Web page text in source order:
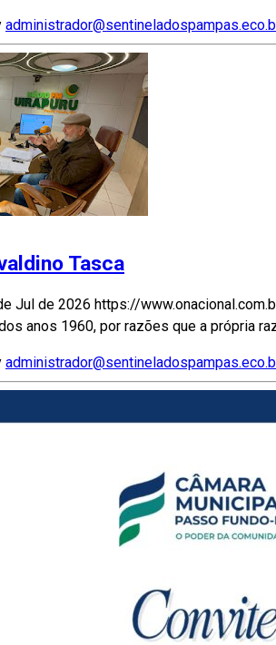
Tasca
Jul de 2026 https://
anos 1960, por razões que a própria